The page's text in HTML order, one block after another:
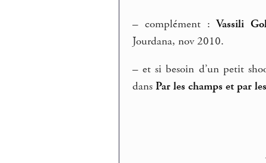
– complément :Vassili
Jourdana, nov 2010.
– et si besoin d’un petit
dansPar les champs et par